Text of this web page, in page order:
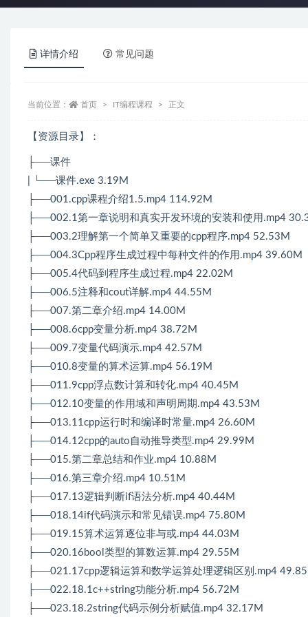
详情介绍 常见问题
当前位置： 首页 IT编程课程 正文
【资源目录】：
├──课件
| └──课件.exe 3.19M
├──001.cpp课程介绍1.5.mp4 114.92M
├──002.1第一章说明和真实开发环境的安装和使用.mp4
├──003.2理解第一个简单又重要的cpp程序.mp4 52.53M
├──004.3Cpp程序生成过程中每种文件的作用.mp4 39.60M
├──005.4代码到程序生成过程.mp4 22.02M
├──006.5注释和cout详解.mp4 44.55M
├──007.第二章介绍.mp4 14.00M
├──008.6cpp变量分析.mp4 38.72M
├──009.7变量代码演示.mp4 42.57M
├──010.8变量的算术运算.mp4 56.19M
├──011.9cpp浮点数计算和转化.mp4 40.45M
├──012.10变量的作用域和声明周期.mp4 43.53M
├──013.11cpp运行时和编译时常量.mp4 26.60M
├──014.12cpp的auto自动推导类型.mp4 29.99M
├──015.第二章总结和作业.mp4 10.88M
├──016.第三章介绍.mp4 10.51M
├──017.13逻辑判断if语法分析.mp4 40.44M
├──018.14if代码演示和常见错误.mp4 75.80M
├──019.15算术运算逐位非与或.mp4 44.03M
├──020.16bool类型的算数运算.mp4 29.55M
├──021.17cpp逻辑运算和数学运算处理逻辑区别.mp4
├──022.18.1c++string功能分析.mp4 56.72M
├──023.18.2string代码示例分析赋值.mp4 32.17M